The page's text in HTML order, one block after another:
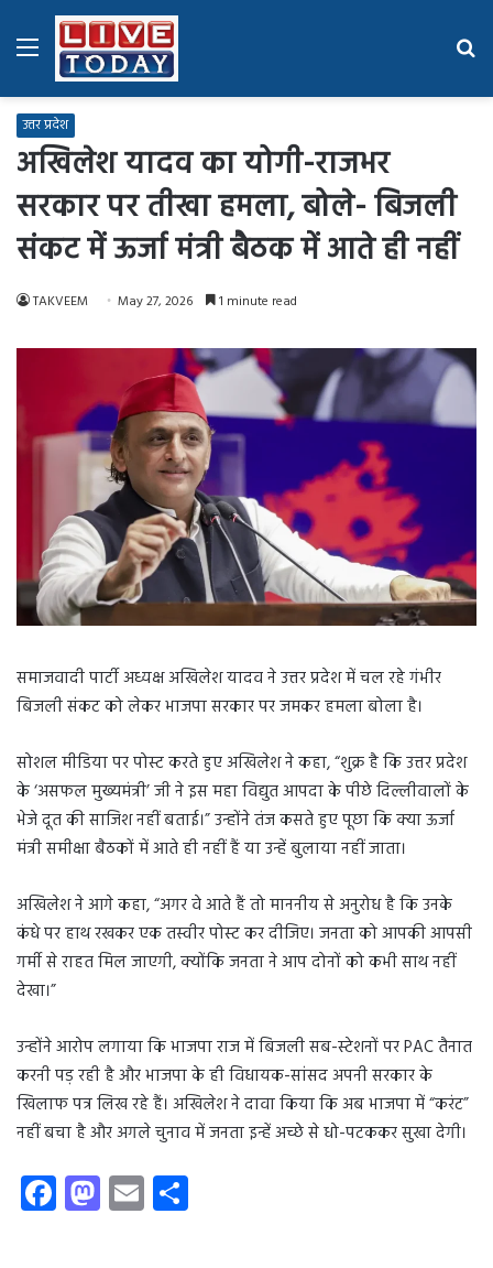
Menu
उत्तर प्रदेश
अखिलेश यादव का योगी-राजभर
सरकार पर तीखा हमला, बोले- बिजली
संकट में ऊर्जा मंत्री बैठक में आते ही नहीं
TAKVEEM May 27, 2026 1 minute read
समाजवादी पार्टी अध्यक्ष अखिलेश यादव ने उत्तर प्रदेश में चल रहे गंभीर
बिजली संकट को लेकर भाजपा सरकार पर जमकर हमला बोला है।
सोशल मीडिया पर पोस्ट करते हुए अखिलेश ने कहा, “शुक्र है कि उत्तर प्रदेश
के ‘असफल मुख्यमंत्री’ जी ने इस महा विद्युत आपदा के पीछे दिल्लीवालों के
भेजे दूत की साजिश नहीं बताई।” उन्होंने तंज कसते हुए पूछा कि क्या ऊर्जा
मंत्री समीक्षा बैठकों में आते ही नहीं हैं या उन्हें बुलाया नहीं जाता।
अखिलेश ने आगे कहा, “अगर वे आते हैं तो माननीय से अनुरोध है कि उनके
कंधे पर हाथ रखकर एक तस्वीर पोस्ट कर दीजिए। जनता को आपकी आपसी
गर्मी से राहत मिल जाएगी, क्योंकि जनता ने आप दोनों को कभी साथ नहीं
देखा।”
उन्होंने आरोप लगाया कि भाजपा राज में बिजली सब-स्टेशनों पर PAC तैनात
करनी पड़ रही है और भाजपा के ही विधायक-सांसद अपनी सरकार के
खिलाफ पत्र लिख रहे हैं। अखिलेश ने दावा किया कि अब भाजपा में “करंट”
नहीं बचा है और अगले चुनाव में जनता इन्हें अच्छे से धो-पटककर सुखा देगी।
Fa
ce
M
as
E
m